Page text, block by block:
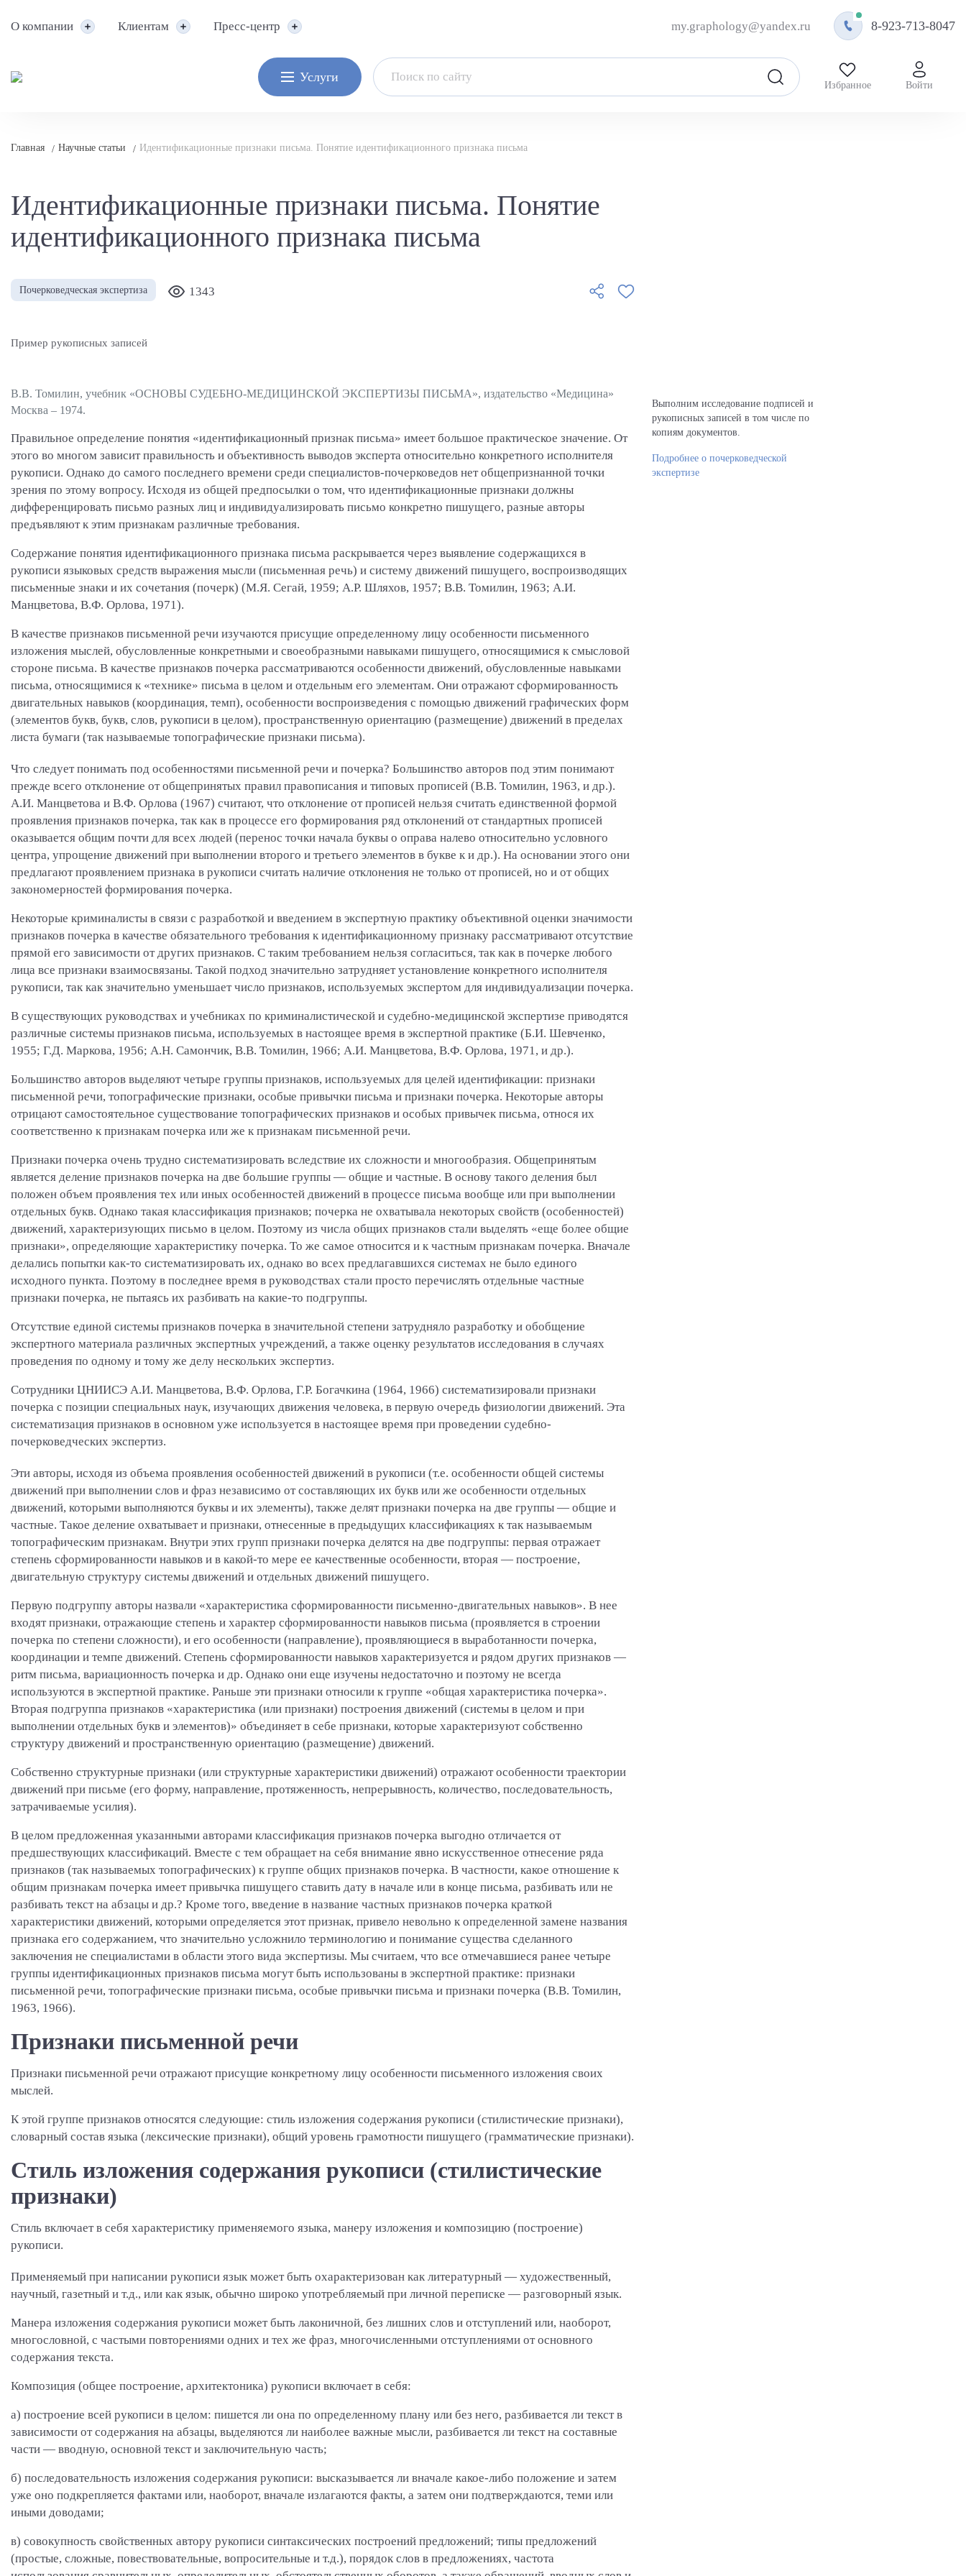
О компании Клиентам Пресс-центр my.graphology@yandex.ru 8-923-713-8047
Услуги
Избранное Войти
Главная / Научные статьи / Идентификационные признаки письма. Понятие идентификационного признака письма
Идентификационные признаки письма. Понятие
идентификационного признака письма
Почерковедческая экспертиза 1343
Пример рукописных записей
В.В. Томилин, учебник «ОСНОВЫ СУДЕБНО-МЕДИЦИНСКОЙ ЭКСПЕРТИЗЫ ПИСЬМА», издательство «Медицина»
Москва – 1974.
Правильное определение понятия «идентификационный признак письма» имеет большое практическое значение. От
этого во многом зависит правильность и объективность выводов эксперта относительно конкретного исполнителя
рукописи. Однако до самого последнего времени среди специалистов-почерковедов нет общепризнанной точки
зрения по этому вопросу. Исходя из общей предпосылки о том, что идентификационные признаки должны
дифференцировать письмо разных лиц и индивидуализировать письмо конкретно пишущего, разные авторы
предъявляют к этим признакам различные требования.
Содержание понятия идентификационного признака письма раскрывается через выявление содержащихся в
рукописи языковых средств выражения мысли (письменная речь) и систему движений пишущего, воспроизводящих
письменные знаки и их сочетания (почерк) (М.Я. Сегай, 1959; А.Р. Шляхов, 1957; В.В. Томилин, 1963; А.И.
Манцветова, В.Ф. Орлова, 1971).
В качестве признаков письменной речи изучаются присущие определенному лицу особенности письменного
изложения мыслей, обусловленные конкретными и своеобразными навыками пишущего, относящимися к смысловой
стороне письма. В качестве признаков почерка рассматриваются особенности движений, обусловленные навыками
письма, относящимися к «технике» письма в целом и отдельным его элементам. Они отражают сформированность
двигательных навыков (координация, темп), особенности воспроизведения с помощью движений графических форм
(элементов букв, букв, слов, рукописи в целом), пространственную ориентацию (размещение) движений в пределах
листа бумаги (так называемые топографические признаки письма).
Выполним исследование подписей и
рукописных записей в том числе по
копиям документов.
Подробнее о почерковедческой
экспертизе
Что следует понимать под особенностями письменной речи и почерка? Большинство авторов под этим понимают
прежде всего отклонение от общепринятых правил правописания и типовых прописей (В.В. Томилин, 1963, и др.).
А.И. Манцветова и В.Ф. Орлова (1967) считают, что отклонение от прописей нельзя считать единственной формой
проявления признаков почерка, так как в процессе его формирования ряд отклонений от стандартных прописей
оказывается общим почти для всех людей (перенос точки начала буквы о оправа налево относительно условного
центра, упрощение движений при выполнении второго и третьего элементов в букве к и др.). На основании этого они
предлагают проявлением признака в рукописи считать наличие отклонения не только от прописей, но и от общих
закономерностей формирования почерка.
Некоторые криминалисты в связи с разработкой и введением в экспертную практику объективной оценки значимости
признаков почерка в качестве обязательного требования к идентификационному признаку рассматривают отсутствие
прямой его зависимости от других признаков. С таким требованием нельзя согласиться, так как в почерке любого
лица все признаки взаимосвязаны. Такой подход значительно затрудняет установление конкретного исполнителя
рукописи, так как значительно уменьшает число признаков, используемых экспертом для индивидуализации почерка.
В существующих руководствах и учебниках по криминалистической и судебно-медицинской экспертизе приводятся
различные системы признаков письма, используемых в настоящее время в экспертной практике (Б.И. Шевченко,
1955; Г.Д. Маркова, 1956; А.Н. Самончик, В.В. Томилин, 1966; А.И. Манцветова, В.Ф. Орлова, 1971, и др.).
Большинство авторов выделяют четыре группы признаков, используемых для целей идентификации: признаки
письменной речи, топографические признаки, особые привычки письма и признаки почерка. Некоторые авторы
отрицают самостоятельное существование топографических признаков и особых привычек письма, относя их
соответственно к признакам почерка или же к признакам письменной речи.
Признаки почерка очень трудно систематизировать вследствие их сложности и многообразия. Общепринятым
является деление признаков почерка на две большие группы — общие и частные. В основу такого деления был
положен объем проявления тех или иных особенностей движений в процессе письма вообще или при выполнении
отдельных букв. Однако такая классификация признаков; почерка не охватывала некоторых свойств (особенностей)
движений, характеризующих письмо в целом. Поэтому из числа общих признаков стали выделять «еще более общие
признаки», определяющие характеристику почерка. То же самое относится и к частным признакам почерка. Вначале
делались попытки как-то систематизировать их, однако во всех предлагавшихся системах не было единого
исходного пункта. Поэтому в последнее время в руководствах стали просто перечислять отдельные частные
признаки почерка, не пытаясь их разбивать на какие-то подгруппы.
Отсутствие единой системы признаков почерка в значительной степени затрудняло разработку и обобщение
экспертного материала различных экспертных учреждений, а также оценку результатов исследования в случаях
проведения по одному и тому же делу нескольких экспертиз.
Сотрудники ЦНИИСЭ А.И. Манцветова, В.Ф. Орлова, Г.Р. Богачкина (1964, 1966) систематизировали признаки
почерка с позиции специальных наук, изучающих движения человека, в первую очередь физиологии движений. Эта
систематизация признаков в основном уже используется в настоящее время при проведении судебно-
почерковедческих экспертиз.
Эти авторы, исходя из объема проявления особенностей движений в рукописи (т.е. особенности общей системы
движений при выполнении слов и фраз независимо от составляющих их букв или же особенности отдельных
движений, которыми выполняются буквы и их элементы), также делят признаки почерка на две группы — общие и
частные. Такое деление охватывает и признаки, отнесенные в предыдущих классификациях к так называемым
топографическим признакам. Внутри этих групп признаки почерка делятся на две подгруппы: первая отражает
степень сформированности навыков и в какой-то мере ее качественные особенности, вторая — построение,
двигательную структуру системы движений и отдельных движений пишущего.
Первую подгруппу авторы назвали «характеристика сформированности письменно-двигательных навыков». В нее
входят признаки, отражающие степень и характер сформированности навыков письма (проявляется в строении
почерка по степени сложности), и его особенности (направление), проявляющиеся в выработанности почерка,
координации и темпе движений. Степень сформированности навыков характеризуется и рядом других признаков —
ритм письма, вариационность почерка и др. Однако они еще изучены недостаточно и поэтому не всегда
используются в экспертной практике. Раньше эти признаки относили к группе «общая характеристика почерка».
Вторая подгруппа признаков «характеристика (или признаки) построения движений (системы в целом и при
выполнении отдельных букв и элементов)» объединяет в себе признаки, которые характеризуют собственно
структуру движений и пространственную ориентацию (размещение) движений.
Собственно структурные признаки (или структурные характеристики движений) отражают особенности траектории
движений при письме (его форму, направление, протяженность, непрерывность, количество, последовательность,
затрачиваемые усилия).
В целом предложенная указанными авторами классификация признаков почерка выгодно отличается от
предшествующих классификаций. Вместе с тем обращает на себя внимание явно искусственное отнесение ряда
признаков (так называемых топографических) к группе общих признаков почерка. В частности, какое отношение к
общим признакам почерка имеет привычка пишущего ставить дату в начале или в конце письма, разбивать или не
разбивать текст на абзацы и др.? Кроме того, введение в название частных признаков почерка краткой
характеристики движений, которыми определяется этот признак, привело невольно к определенной замене названия
признака его содержанием, что значительно усложнило терминологию и понимание существа сделанного
заключения не специалистами в области этого вида экспертизы. Мы считаем, что все отмечавшиеся ранее четыре
группы идентификационных признаков письма могут быть использованы в экспертной практике: признаки
письменной речи, топографические признаки письма, особые привычки письма и признаки почерка (В.В. Томилин,
1963, 1966).
Признаки письменной речи
Признаки письменной речи отражают присущие конкретному лицу особенности письменного изложения своих
мыслей.
К этой группе признаков относятся следующие: стиль изложения содержания рукописи (стилистические признаки),
словарный состав языка (лексические признаки), общий уровень грамотности пишущего (грамматические признаки).
Стиль изложения содержания рукописи (стилистические
признаки)
Стиль включает в себя характеристику применяемого языка, манеру изложения и композицию (построение)
рукописи.
Применяемый при написании рукописи язык может быть охарактеризован как литературный — художественный,
научный, газетный и т.д., или как язык, обычно широко употребляемый при личной переписке — разговорный язык.
Манера изложения содержания рукописи может быть лаконичной, без лишних слов и отступлений или, наоборот,
многословной, с частыми повторениями одних и тех же фраз, многочисленными отступлениями от основного
содержания текста.
Композиция (общее построение, архитектоника) рукописи включает в себя:
а) построение всей рукописи в целом: пишется ли она по определенному плану или без него, разбивается ли текст в
зависимости от содержания на абзацы, выделяются ли наиболее важные мысли, разбивается ли текст на составные
части — вводную, основной текст и заключительную часть;
б) последовательность изложения содержания рукописи: высказывается ли вначале какое-либо положение и затем
уже оно подкрепляется фактами или, наоборот, вначале излагаются факты, а затем они подтверждаются, теми или
иными доводами;
в) совокупность свойственных автору рукописи синтаксических построений предложений; типы предложений
(простые, сложные, повествовательные, вопросительные и т.д.), порядок слов в предложениях, частота